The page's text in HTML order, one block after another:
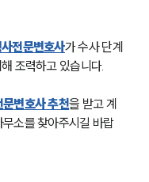
전문변호사가 수사 단계
조력하고 있습니다.
변호사 추천을 받고 계
소를 찾아주시길 바랍